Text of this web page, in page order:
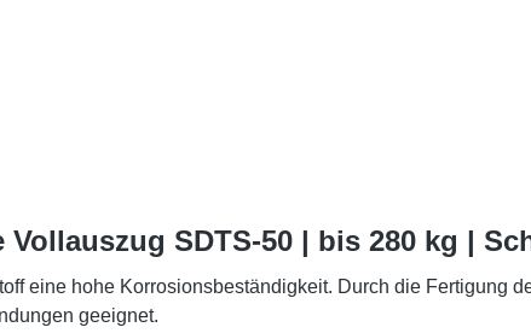
SDTS-50 | bis 280 kg |
eine hohe Korrosionsbeständigkeit. Durch die Fertigung
geeignet.